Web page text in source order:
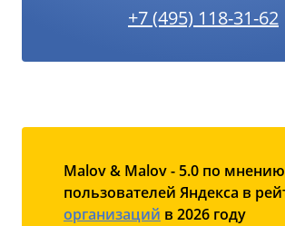
+7 (495) 118-31-62
Malov & Malov - 5.0 по мнению
пользователей Яндекса в
организаций в 2026 году